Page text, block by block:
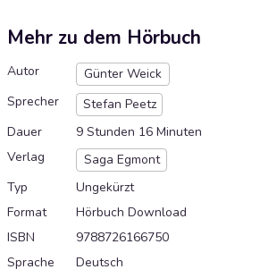
Mehr zu dem Hörbuch
Autor
Günter Weick
Sprecher
Stefan Peetz
Dauer
9 Stunden 16 Minuten
Verlag
Saga Egmont
Typ
Ungekürzt
Format
Hörbuch Download
ISBN
9788726166750
Sprache
Deutsch